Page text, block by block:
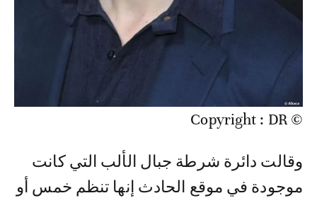
© Copyright : DR
وقالت دائرة شرطة جبال الألب التي كانت
موجودة في موقع الحادث إنها تنظم خمس أو